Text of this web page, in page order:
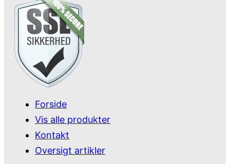
Forside
Vis alle produkter
Kontakt
Oversigt artikler